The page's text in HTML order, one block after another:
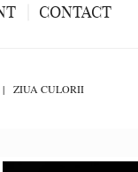
CONTACT
ZIUA CULORII